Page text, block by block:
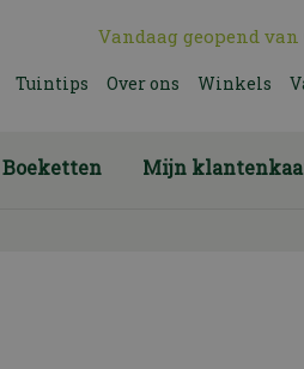
Vandaag geopend van
Tuintips Over ons Winkels
Boeketten Mijn